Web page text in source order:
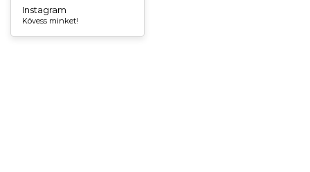
Instagram
Kövess minket!